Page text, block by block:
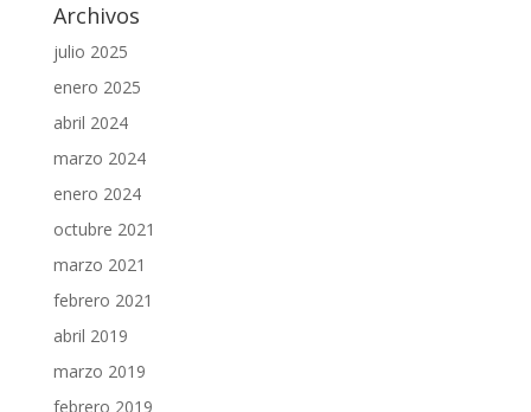
Archivos
julio 2025
enero 2025
abril 2024
marzo 2024
enero 2024
octubre 2021
marzo 2021
febrero 2021
abril 2019
marzo 2019
febrero 2019